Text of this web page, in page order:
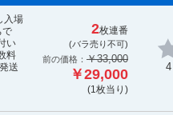
入場
で
い
料
送
2枚連番
(バラ売り不可)
前の価格： ￥33,000
￥29,000
(1枚当り)
4